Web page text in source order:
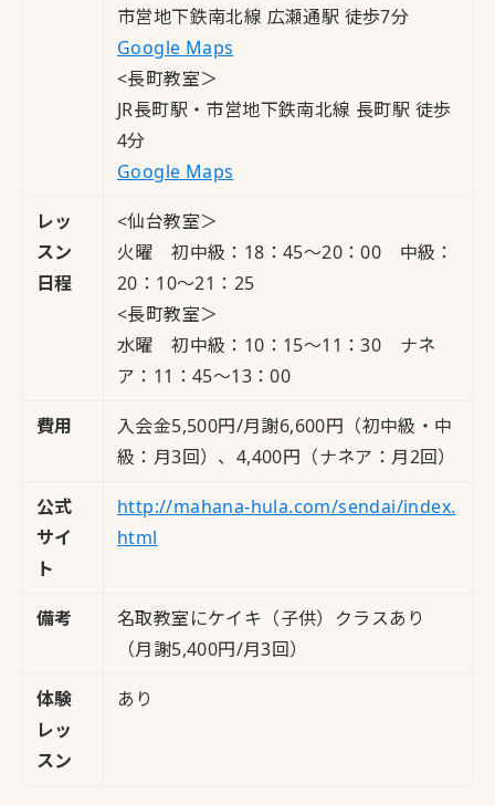
市営地下鉄南北線 広瀬通駅 徒歩7分
Google Maps
<長町教室＞
JR長町駅・市営地下鉄南北線 長町駅 徒歩
4分
Google Maps
レッ
スン
日程
<仙台教室＞
火曜 初中級：18：45～20：00 中級：
20：10～21：25
<長町教室＞
水曜 初中級：10：15～11：30 ナネ
ア：11：45～13：00
費用
入会金5,500円/月謝6,600円（初中級・中
級：月3回）、4,400円（ナネア：月2回）
公式
サイ
ト
http://mahana-hula.com/sendai/index.
html
備考
名取教室にケイキ（子供）クラスあり
（月謝5,400円/月3回）
体験
レッ
スン
あり